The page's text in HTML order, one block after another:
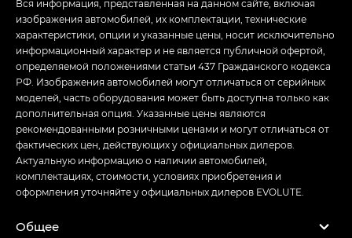
Вся информация, представленная на данном сайте, включая
изображения автомобилей, их комплектации, технические
характеристики, опции и указанные цены, носит исключительно
информационный характер и не является публичной офертой,
определяемой положениями статьи 437 Гражданского кодекса
РФ. Изображения автомобилей могут отличаться от серийных
моделей, часть оборудования может быть доступна только как
дополнительная опция. Указанные цены являются
рекомендованными розничными ценами и могут отличаться от
фактических цен, действующих у официальных дилеров.
Актуальную информацию о наличии автомобилей,
комплектациях, стоимости, условиях приобретения и
оформления уточняйте у официальных дилеров EVOLUTE.
Общее